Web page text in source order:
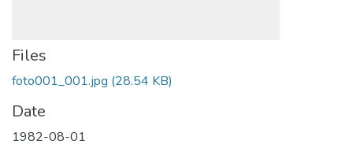
Files
foto001_001.jpg (28.54 KB)
Date
1982-08-01